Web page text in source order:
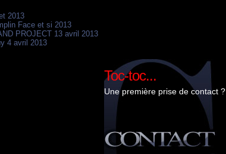
2013
Face et si 2013
PROJECT 13 avril 2013
4 avril 2013
Toc-toc...
Une première prise de contact ?